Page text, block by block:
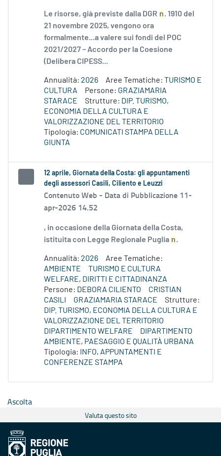
Le risorse, già previste dalla DGR n. 1910 del
21 novembre 2025, vengono ora
formalmente...a valere sui fondi del POC
2021/2027 – Accordo per la Coesione
(Delibera CIPESS...
Annualità: 2026 Aree Tematiche: TURISMO E
CULTURA
Persone: GRAZIAMARIA
STARACE
Strutture: DIP. TURISMO,
ECONOMIA DELLA CULTURA E
VALORIZZAZIONE DEL TERRITORIO
Tipologia: COMUNICATI STAMPA DELLA
GIUNTA
12 aprile, Giornata della Costa: gli appuntamenti
degli assessori Casili, Ciliento e Leuzzi
Contenuto Web - Data di Pubblicazione 11-
apr-2026 14.52
, in occasione della Giornata della Costa,
istituita con Legge Regionale Puglia n.
Annualità: 2026
Aree Tematiche:
AMBIENTE
TURISMO E CULTURA
WELFARE, DIRITTI E CITTADINANZA
Persone: DEBORA CILIENTO
CRISTIAN
CASILI
GRAZIAMARIA STARACE
Strutture:
DIP. TURISMO, ECONOMIA DELLA CULTURA E
VALORIZZAZIONE DEL TERRITORIO
DIPARTIMENTO WELFARE
DIPARTIMENTO
AMBIENTE, PAESAGGIO E QUALITÀ URBANA
Tipologia:
INFO, APPUNTAMENTI E
CONFERENZE STAMPA
Ascolta
Valuta questo sito